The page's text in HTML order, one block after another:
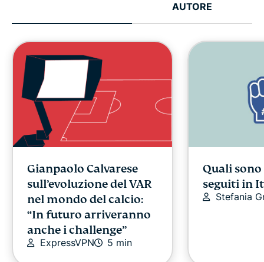
AUTORE
Gianpaolo Calvarese
sull’evoluzione del VAR
nel mondo del calcio:
“In futuro arriveranno
anche i challenge”
ExpressVPN 5 min
Quali
seguiti in
Stefania